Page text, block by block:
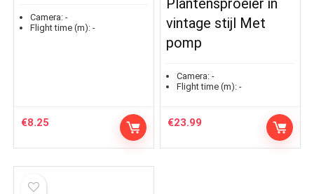
Camera: -
Flight time (m): -
€8.25
Plantensproeier in
vintage stijl Met
pomp
Camera: -
Flight time (m): -
€23.99